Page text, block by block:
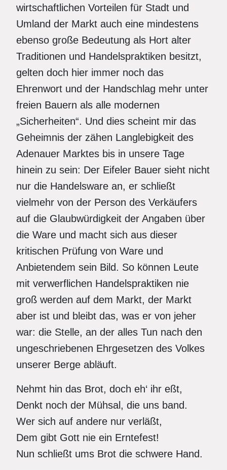
wirtschaftlichen Vorteilen für Stadt und
Umland der Markt auch eine mindestens
ebenso große Bedeutung als Hort alter
Traditionen und Handelspraktiken besitzt,
gelten doch hier immer noch das
Ehrenwort und der Handschlag mehr unter
freien Bauern als alle modernen
„Sicherheiten“. Und dies scheint mir das
Geheimnis der zähen Langlebigkeit des
Adenauer Marktes bis in unsere Tage
hinein zu sein: Der Eifeler Bauer sieht nicht
nur die Handelsware an, er schließt
vielmehr von der Person des Verkäufers
auf die Glaubwürdigkeit der Angaben über
die Ware und macht sich aus dieser
kritischen Prüfung von Ware und
Anbietendem sein Bild. So können Leute
mit verwerflichen Handelspraktiken nie
groß werden auf dem Markt, der Markt
aber ist und bleibt das, was er von jeher
war: die Stelle, an der alles Tun nach den
ungeschriebenen Ehrgesetzen des Volkes
unserer Berge abläuft.
Nehmt hin das Brot, doch eh‘ ihr eßt,
Denkt noch der Mühsal, die uns band.
Wer sich auf andere nur verläßt,
Dem gibt Gott nie ein Erntefest!
Nun schließt ums Brot die schwere Hand.